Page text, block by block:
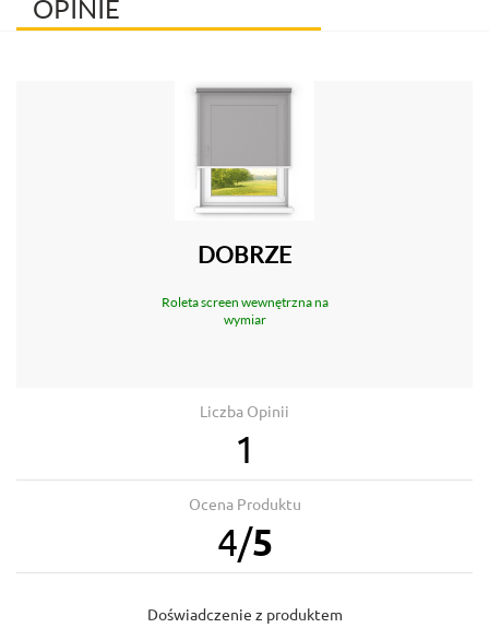
OPINIE
DOBRZE
Roleta screen wewnętrzna na
wymiar
Liczba Opinii
1
Ocena Produktu
4/5
Doświadczenie z produktem